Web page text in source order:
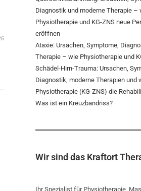
Diagnostik und moderne Therapie –
Physiotherapie und KG-ZNS neue
eröffnen
Ataxie: Ursachen, Symptome,
Therapie – wie Physiotherapie und
Schädel-Hirn-Trauma: Ursachen,
Diagnostik, moderne Therapien und
Physiotherapie (KG-ZNS) die
Was ist ein Kreuzbandriss?
Wir sind das Kraftort
Ihr Spezialist für Physiotherapie,